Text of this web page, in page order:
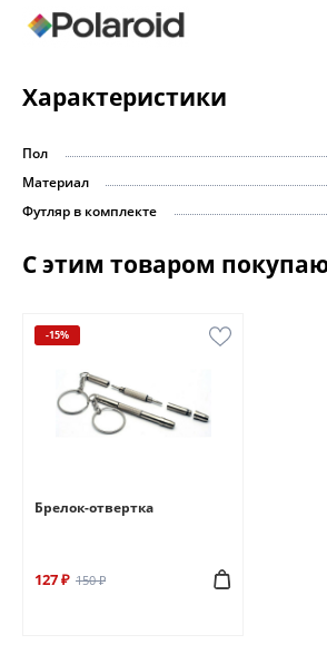
Характеристики
Пол
Материал
Футляр в комплекте
С этим товаром
-15%
Брелок-отвертка
127 ₽ 150 ₽